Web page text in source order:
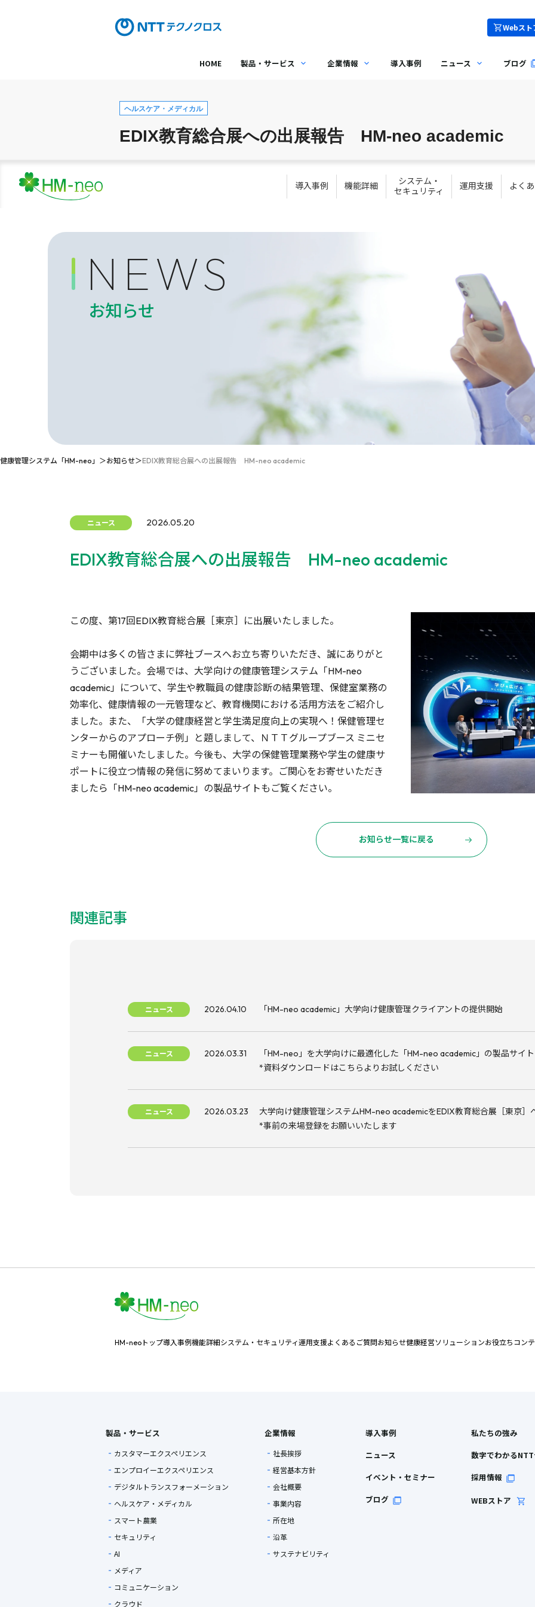
Webスト
HOME 製品・サービス 企業情報 導入事例 ニュース ブログ
ヘルスケア・メディカル
EDIX教育総合展への出展報告 HM-neo academic
導入事例 機能詳細
システム・
セキュリティ
運用支援 よく
NEWS
お知らせ
健康管理システム「HM-neo」 お知らせ EDIX教育総合展への出展報告 HM-neo academic
ニュース 2026.05.20
EDIX教育総合展への出展報告 HM-neo academic
この度、第17回EDIX教育総合展［東京］に出展いたしました。
会期中は多くの皆さまに弊社ブースへお立ち寄りいただき、誠にありがと
うございました。会場では、大学向けの健康管理システム「HM-neo
academic」について、学生や教職員の健康診断の結果管理、保健室業務の
効率化、健康情報の一元管理など、教育機関における活用方法をご紹介し
ました。また、「大学の健康経営と学生満足度向上の実現へ！保健管理セ
ンターからのアプローチ例」と題しまして、ＮＴＴグループブース ミニセ
ミナーも開催いたしました。今後も、大学の保健管理業務や学生の健康サ
ポートに役立つ情報の発信に努めてまいります。ご関心をお寄せいただき
ましたら「HM-neo academic」の製品サイトもご覧ください。
お知らせ一覧に戻る
関連記事
ニュース 2026.04.10 「HM-neo academic」大学向け健康管理クライアントの提供開始
ニュース 2026.03.31
「HM-neo」を大学向けに最適化した「HM-neo academic」の製品サイ
*資料ダウンロードはこちらよりお試しください
ニュース 2026.03.23
大学向け健康管理システムHM-neo academicをEDIX教育総合展［東京］
*事前の来場登録をお願いいたします
HM-neoトップ導入事例 機能詳細システム・セキュリティ運用支援よくあるご質問 お知らせ健康経営ソリューションお役立ちコン
製品・サービス
カスタマーエクスペリエンス
エンプロイーエクスペリエンス
デジタルトランスフォーメーション
ヘルスケア・メディカル
スマート農業
セキュリティ
AI
メディア
コミュニケーション
クラウド
企業情報
社長挨拶
経営基本方針
会社概要
事業内容
所在地
沿革
サステナビリティ
導入事例
ニュース
イベント・セミナー
ブログ
私たちの強み
数字でわかる
採用情報
WEBストア